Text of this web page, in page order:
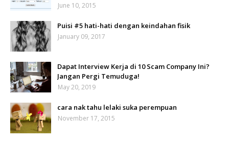
June 10, 2015
Puisi #5 hati-hati dengan keindahan fisik
January 09, 2017
Dapat Interview Kerja di 10 Scam Company Ini?
Jangan Pergi Temuduga!
May 20, 2019
cara nak tahu lelaki suka perempuan
November 17, 2015